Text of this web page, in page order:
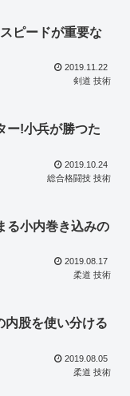
ピードが重要な
2019.11.22
剣道 技術
ー!小兵が勝つた
2019.10.24
総合格闘技 技術
る小内巻き込みの
2019.08.17
柔道 技術
内股を使い分ける
2019.08.05
柔道 技術